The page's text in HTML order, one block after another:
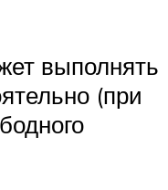
выполнять
(при